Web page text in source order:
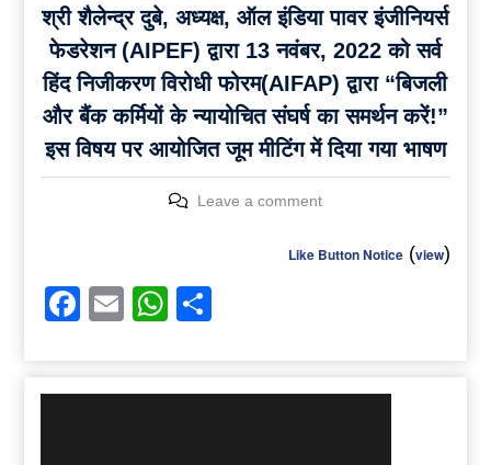
श्री शैलेन्द्र दुबे, अध्यक्ष, ऑल इंडिया पावर इंजीनियर्स
फेडरेशन (AIPEF) द्वारा 13 नवंबर, 2022 को सर्व
हिंद निजीकरण विरोधी फोरम(AIFAP) द्वारा “बिजली
और बैंक कर्मियों के न्यायोचित संघर्ष का समर्थन करें!”
इस विषय पर आयोजित जूम मीटिंग में दिया गया भाषण
Leave a comment
Like Button Notice (view)
Facebook
EmailWhatsApp